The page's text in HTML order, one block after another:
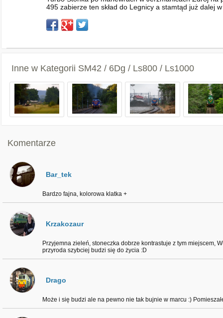
495 zabierze ten skład do Legnicy a stamtąd już dalej
Inne w Kategorii SM42 / 6Dg / Ls800 / Ls1000
Komentarze
Bar_tek
Bardzo fajna, kolorowa klatka +
Krzakozaur
Przyjemna zieleń, stoneczka dobrze kontrastuje z tym miejscem,
przyroda szybciej budzi się do życia :D
Drago
Może i się budzi ale na pewno nie tak bujnie w marcu :)